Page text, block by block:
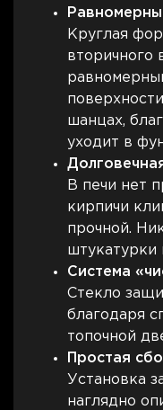
Круглая
вторичного
шанцах,
уходит в
В печи нет
кирпичи
прочной.
штукатурки
Система
Стекло
благодаря
топочной
Простая
Установка
наглядно